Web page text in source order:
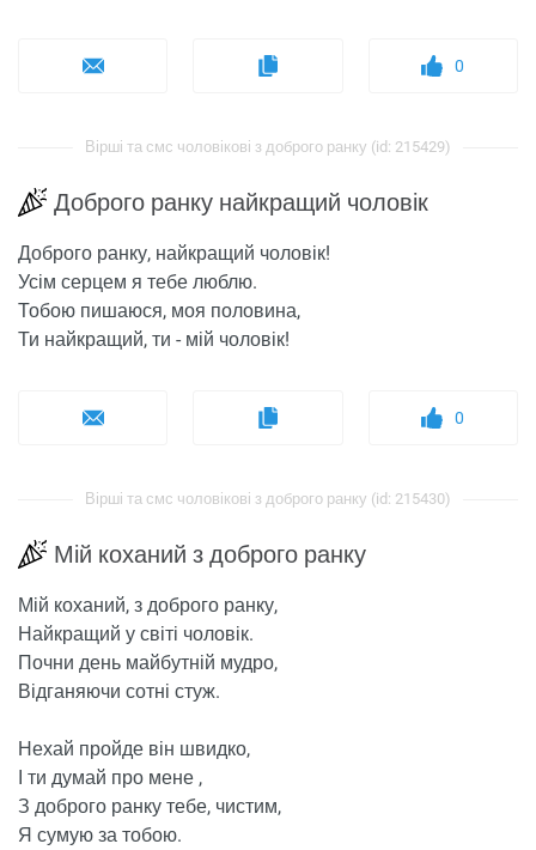
0
Вірші та смс чоловікові з доброго ранку (id: 215429)
Доброго ранку найкращий чоловік
Доброго ранку, найкращий чоловік!
Усім серцем я тебе люблю.
Тобою пишаюся, моя половина,
Ти найкращий, ти - мій чоловік!
0
Вірші та смс чоловікові з доброго ранку (id: 215430)
Мій коханий з доброго ранку
Мій коханий, з доброго ранку,
Найкращий у світі чоловік.
Почни день майбутній мудро,
Відганяючи сотні стуж.
Нехай пройде він швидко,
І ти думай про мене ,
З доброго ранку тебе, чистим,
Я сумую за тобою.